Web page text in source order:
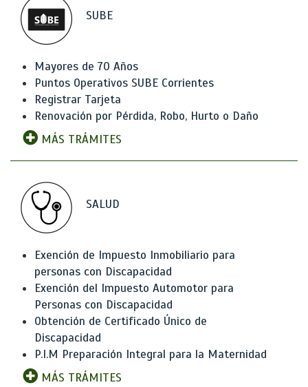
SUBE
Mayores de 70 Años
Puntos Operativos SUBE Corrientes
Registrar Tarjeta
Renovación por Pérdida, Robo, Hurto o Daño
MÁS TRÁMITES
SALUD
Exención de Impuesto Inmobiliario para
personas con Discapacidad
Exención del Impuesto Automotor para
Personas con Discapacidad
Obtención de Certificado Único de
Discapacidad
P.I.M Preparación Integral para la Maternidad
MÁS TRÁMITES